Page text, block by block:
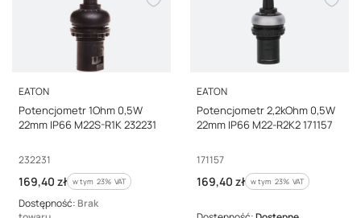
PRODUCENT
EATON
Potencjometr 1Ohm 0,5W
22mm IP66 M22S-R1K 232231
Kod producenta
232231
Cena brutto
169,40 zł w tym %s VAT
w tym 23% VAT
Dostępność: Brak
PRODUCENT
EATON
Potencjometr 2,2kOhm 0,5W
22mm IP66 M22-R2K2 171157
Kod producenta
171157
Cena brutto
169,40 zł w tym %s VAT
w tym 23% VAT